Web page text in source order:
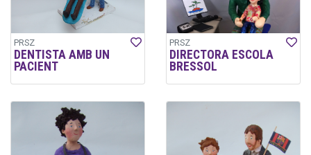
PRSZ
DENTISTA AMB UN
PACIENT
PRSZ
DIRECTORA ESCOLA
BRESSOL